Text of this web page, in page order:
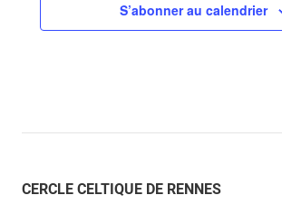
S’abonner au calendrier
CERCLE CELTIQUE DE RENNES